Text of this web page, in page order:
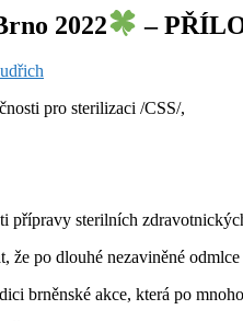
2022 –
pro sterilizaci /CSS/,
přípravy sterilních
že po dlouhé nezaviněné
brněnské akce, která po